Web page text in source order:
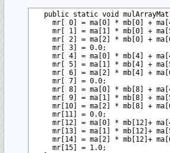
public static void
mr[ 0] = ma[0] * mb[0] +
mr[ 1] = ma[1] * mb[0] +
mr[ 2] = ma[2] * mb[0] +
    mr[ 3] = 0.0;
mr[ 4] = ma[0] * mb[4] +
mr[ 5] = ma[1] * mb[4] +
mr[ 6] = ma[2] * mb[4] +
    mr[ 7] = 0.0;
mr[ 8] = ma[0] * mb[8] +
mr[ 9] = ma[1] * mb[8] +
mr[10] = ma[2] * mb[8] +
    mr[11] = 0.0;
mr[12] = ma[0] * mb[12]+
mr[13] = ma[1] * mb[12]+
mr[14] = ma[2] * mb[12]+
    mr[15] = 1.0;